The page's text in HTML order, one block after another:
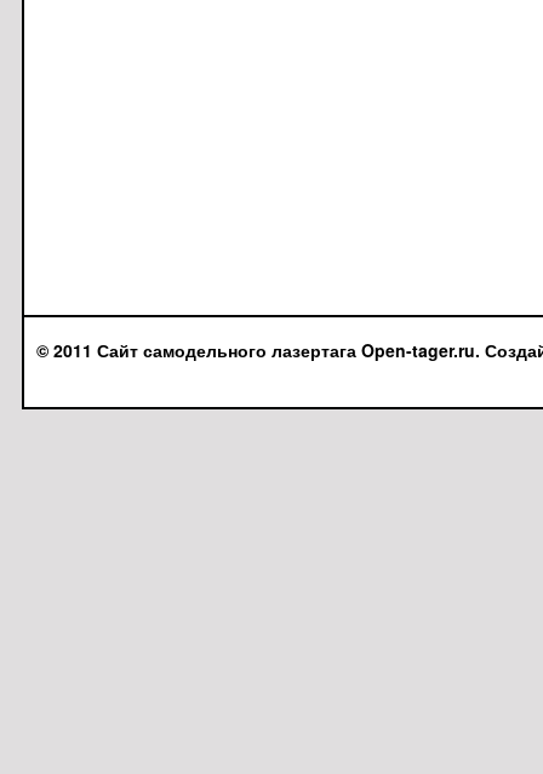
© 2011 Сайт самодельного лазертага Open-tager.ru.